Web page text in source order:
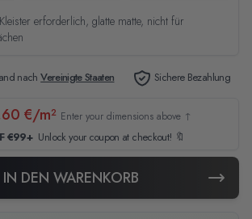
Kleister erforderlich, glatte matte, nicht für
nachVereinigte Staaten Sichere Bezahlung
€/m² Enter your dimensions above ↑
€99+ Unlock your coupon at checkout! 🔖
IN DEN WARENKORB